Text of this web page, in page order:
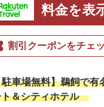
料金を表
割引クーポンをチェ
車場無料】鵜飼で有
ト＆シティホテル